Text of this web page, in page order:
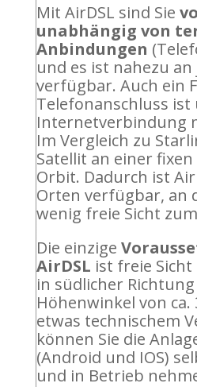
Mit AirDSL sind Sie
unabhängig von
Anbindungen
und es ist nahezu
verfügbar. Auch ein
Telefonanschluss ist
Internetverbindung
Im Vergleich zu
Satellit an einer
Orbit. Dadurch ist
Orten verfügbar, an
wenig freie Sicht
Die einzige
AirDSL ist freie
in südlicher
Höhenwinkel von ca.
etwas technischem
können Sie die
(Android und IOS)
und in Betrieb